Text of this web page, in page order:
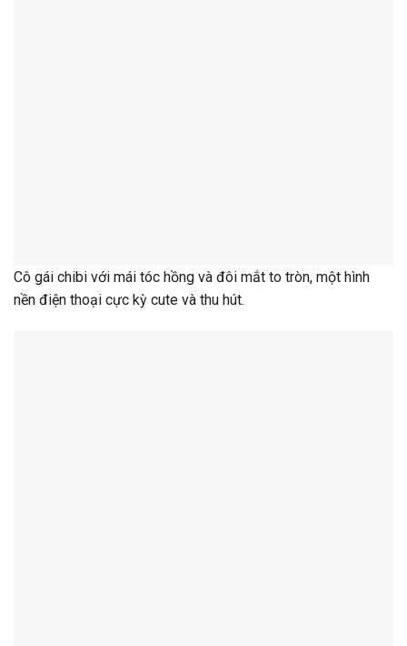
Cô gái chibi với mái tóc hồng và đôi mắt to tròn, một hình
nền điện thoại cực kỳ cute và thu hút.